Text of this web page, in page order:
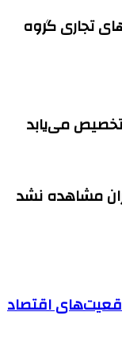
تجاری گروه
مشاهده نشد
اقتصاد